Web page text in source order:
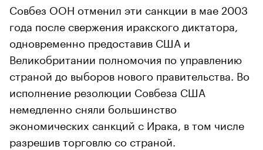
Совбез ООН отменил эти санкции в мае 2003
года после свержения иракского диктатора,
одновременно предоставив США и
Великобритании полномочия по управлению
страной до выборов нового правительства. Во
исполнение резолюции Совбеза США
немедленно сняли большинство
экономических санкций с Ирака, в том числе
разрешив торговлю со страной.